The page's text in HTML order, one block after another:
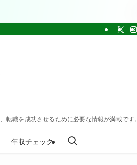
職を成功させるために必要な情報が満載です。
年収チェック